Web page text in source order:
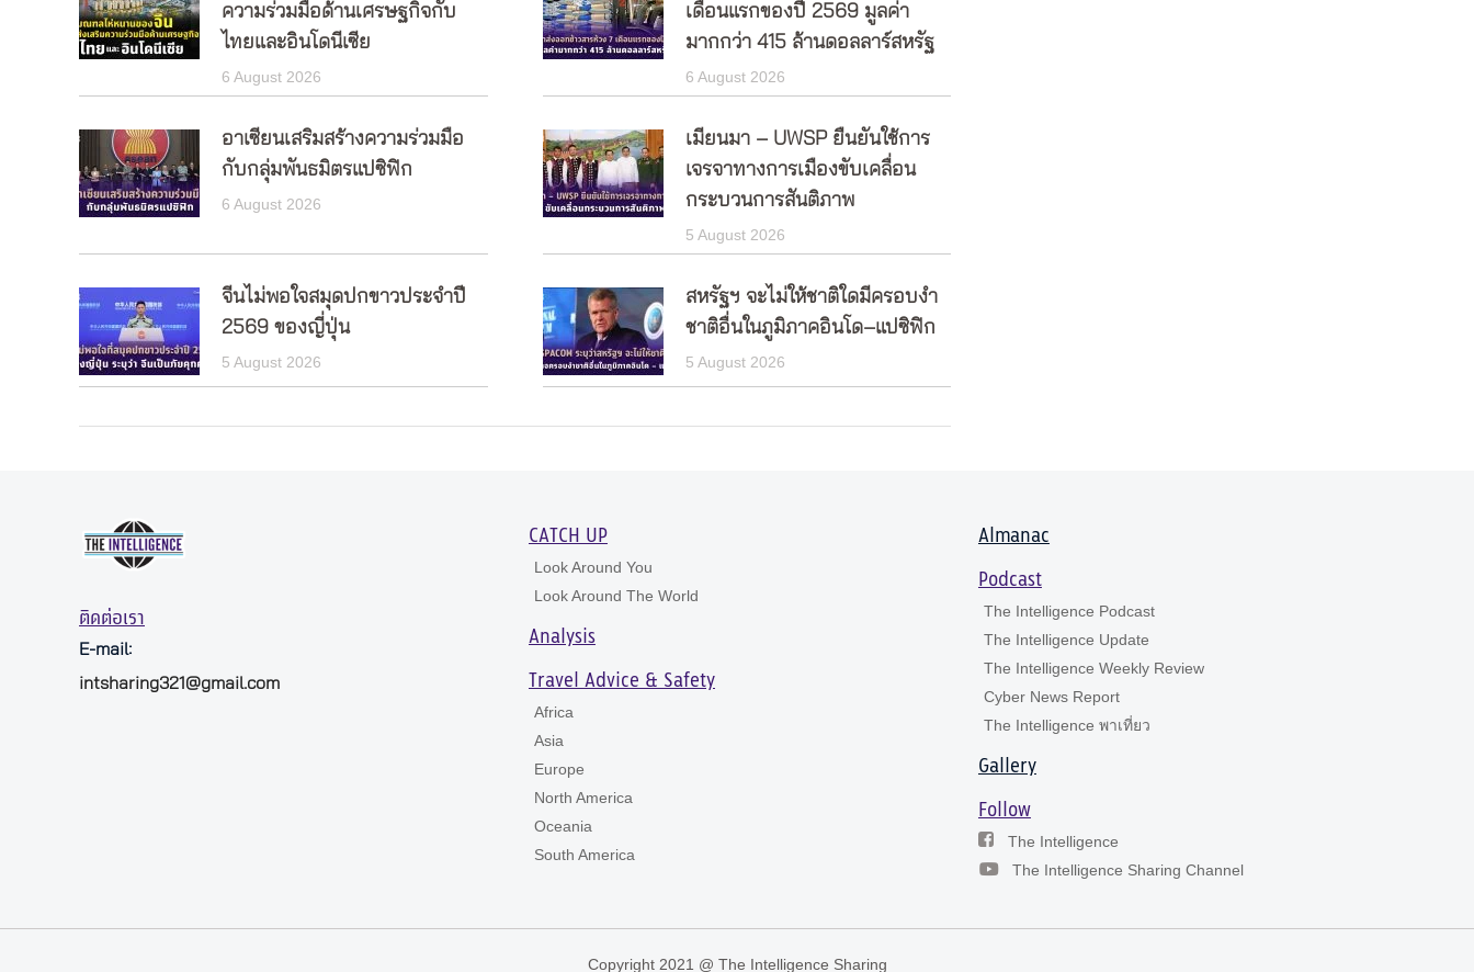
ความร่วมมือด้านเศรษฐกิจกับ
ไทยและอินโดนีเซีย
6 August 2026
เดือนแรกของปี 2569 มูลค่า
มากกว่า 415 ล้านดอลลาร์สหรัฐ
6 August 2026
อาเซียนเสริมสร้างความร่วมมือ
กับกลุ่มพันธมิตรแปซิฟิก
6 August 2026
เมียนมา – UWSP ยืนยันใช้การ
เจรจาทางการเมืองขับเคลื่อน
กระบวนการสันติภาพ
5 August 2026
จีนไม่พอใจสมุดปกขาวประจำปี
2569 ของญี่ปุ่น
5 August 2026
สหรัฐฯ จะไม่ให้ชาติใดมีครอบงำ
ชาติอื่นในภูมิภาคอินโด–แปซิฟิก
5 August 2026
ติดต่อเรา
E-mail:
intsharing321@gmail.com
CATCH UP
Look Around You
Look Around The World
Analysis
Travel Advice & Safety
Africa
Asia
Europe
North America
Oceania
South America
Almanac
Podcast
The Intelligence Podcast
The Intelligence Update
The Intelligence Weekly Review
Cyber News Report
The Intelligence พาเที่ยว
Gallery
Follow
The Intelligence
The Intelligence Sharing Channel
Copyright 2021 @ The Intelligence Sharing